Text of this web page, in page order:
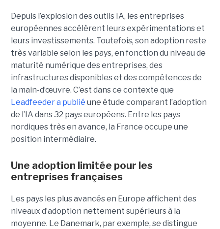
Depuis l’explosion des outils IA, les entreprises
européennes accélèrent leurs expérimentations et
leurs investissements. Toutefois, son adoption reste
très variable selon les pays, en fonction du niveau de
maturité numérique des entreprises, des
infrastructures disponibles et des compétences de
la main-d’œuvre. C’est dans ce contexte que
Leadfeeder a publié une étude comparant l’adoption
de l’IA dans 32 pays européens. Entre les pays
nordiques très en avance, la France occupe une
position intermédiaire.
Une adoption limitée pour les
entreprises françaises
Les pays les plus avancés en Europe affichent des
niveaux d’adoption nettement supérieurs à la
moyenne. Le Danemark, par exemple, se distingue